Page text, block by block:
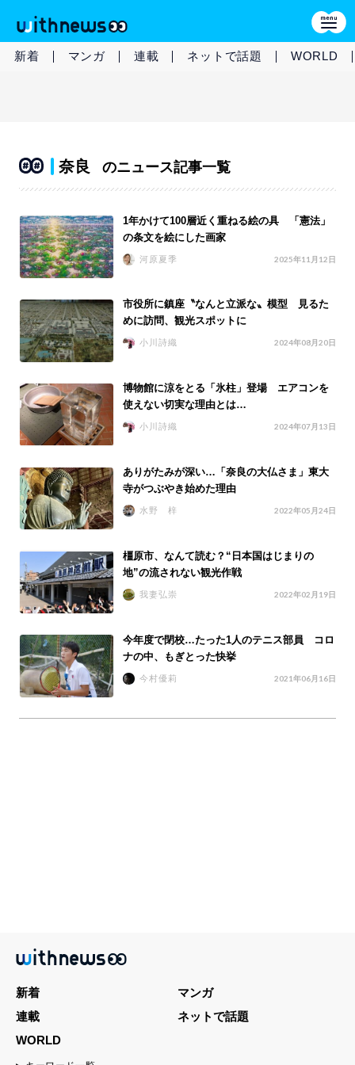
新着 マンガ 連載 ネットで話題 WORLD
奈良 のニュース記事一覧
1年かけて100層近く重ねる絵の具 「憲法」
の条文を絵にした画家
河原夏季 2025年11月12日
市役所に鎮座〝なんと立派な〟模型 見るた
めに訪問、観光スポットに
小川詩織 2024年08月20日
博物館に涼をとる「氷柱」登場 エアコンを
使えない切実な理由とは…
小川詩織 2024年07月13日
ありがたみが深い…「奈良の大仏さま」東大
寺がつぶやき始めた理由
水野 梓 2022年05月24日
橿原市、なんて読む？“日本国はじまりの
地”の流されない観光作戦
我妻弘崇 2022年02月19日
今年度で閉校…たった1人のテニス部員 コロ
ナの中、もぎとった快挙
今村優莉 2021年06月16日
新着
マンガ
連載
ネットで話題
WORLD